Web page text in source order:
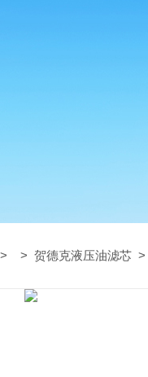
> > 贺德克液压油滤芯 >